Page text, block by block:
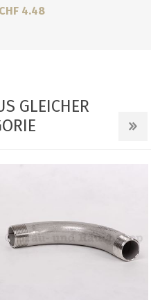
CHF 4.48
GLEICHER